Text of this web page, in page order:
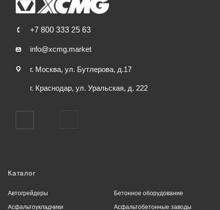
+7 800 333 25 63
info@xcmg.market
г. Москва, ул. Бутлерова, д.17
г. Краснодар, ул. Уральская, д. 222
Каталог
Автогрейдеры
Асфальтоукладчики
Бетонное оборудование
Асфальтобетонные заводы